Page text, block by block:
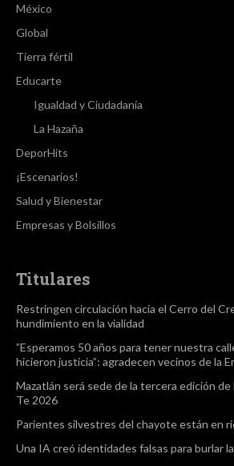
México
Global
Tierra fértil
Educarte
Igualdad y Ciudadanía
La Hazaña
DeporHits
¡Escenarios!
Salud y Bienestar
Empresas y Bolsillos
Titulares
Restringen circulación hacia el Cerro del
hundimiento en la vialidad
”Esperamos 50 años para tener nuestra
hicieron justicia”: agradecen vecinos de la
Mazatlán será sede de la tercera edición
Te 2026
Parientes silvestres del chayote están en
Una IA creó identidades falsas para burlar